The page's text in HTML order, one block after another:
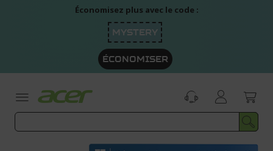
Économisez plus avec le code :
MYSTERY
ÉCONOMISER